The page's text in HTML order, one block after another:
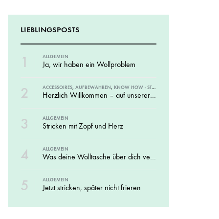
SOCKENWOLLE
LIEBLINGSPOSTS
1 ALLGEMEIN
Ja, wir haben ein Wollproblem
2 ACCESSOIRES, AUFBEWAHREN, KNOW HOW - STRICKMAGAZINE UND BÜCHER
Herzlich Willkommen – auf unserer neuen Website
3 ALLGEMEIN
Stricken mit Zopf und Herz
4 ALLGEMEIN
Was deine Wolltasche über dich verrät
5 ALLGEMEIN
Jetzt stricken, später nicht frieren